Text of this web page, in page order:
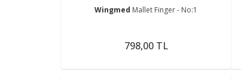
Wingmed Mallet Finger - No:1
798,00 TL